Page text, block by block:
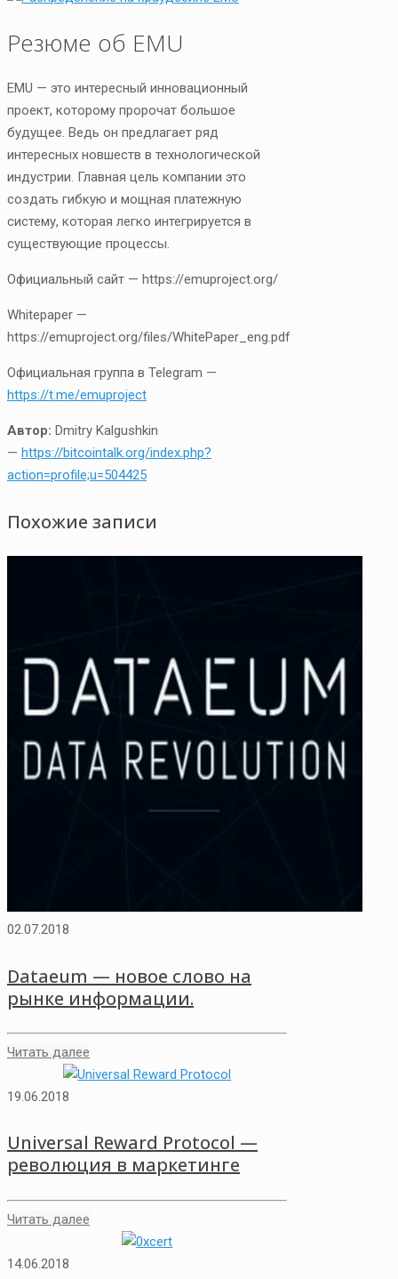
Резюме об EMU
EMU — это интересный инновационный
проект, которому пророчат большое
будущее. Ведь он предлагает ряд
интересных новшеств в технологической
индустрии. Главная цель компании это
создать гибкую и мощная платежную
систему, которая легко интегрируется в
существующие процессы.
Официальный сайт — https://emuproject.org/
Whitepaper —
https://emuproject.org/files/WhitePaper_eng.pdf
Официальная группа в Telegram —
https://t.me/emuproject
Автор: Dmitry Kalgushkin
— https://bitcointalk.org/index.php?
action=profile;u=504425
Похожие записи
02.07.2018
Dataeum — новое слово на
рынке информации.
Читать далее
19.06.2018
Universal Reward Protocol —
революция в маркетинге
Читать далее
14.06.2018